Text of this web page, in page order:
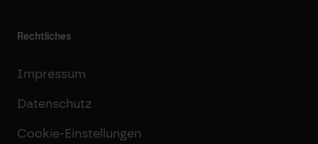
Rechtliches
Impressum
Datenschutz
Cookie-Einstellungen